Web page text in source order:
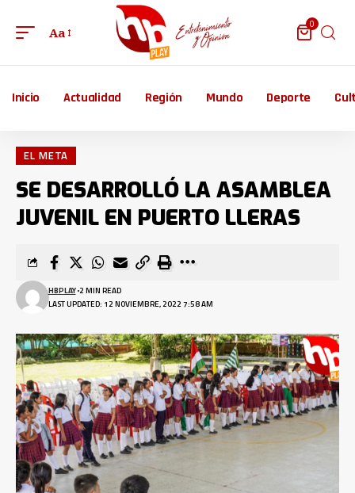
Aa
0
Inicio Actualidad Región Mundo Deporte
EL META
SE DESARROLLÓ LA ASAMBLEA
JUVENIL EN PUERTO LLERAS
LAST UPDATED: 12 NOVIEMBRE, 2022 7:58 AM
HBPLAY 2 MIN READ